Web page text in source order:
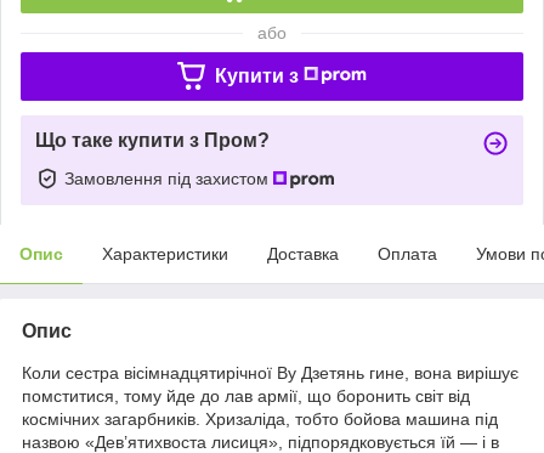
або
Купити з
Що таке купити з Пром?
Замовлення під захистом
Опис Характеристики Доставка Оплата Умови
Опис
Коли сестра вісімнадцятирічної Ву Дзетянь гине, вона вирішує
помститися, тому йде до лав армії, що боронить світ від
космічних загарбників. Хризаліда, тобто бойова машина під
назвою «Дев’ятихвоста лисиця», підпорядковується їй — і в